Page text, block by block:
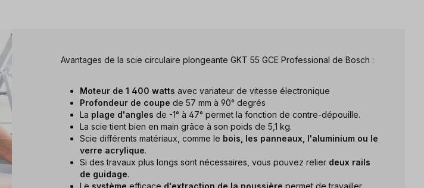
Avantages de la scie circulaire plongeante GKT 55 GCE Professional de Bosch :
Moteur de 1 400 watts avec variateur de vitesse électronique
Profondeur de coupe de 57 mm à 90° degrés
La plage d'angles de -1° à 47° permet la fonction de contre-dépouille.
La scie tient bien en main grâce à son poids de 5,1 kg.
Scie différents matériaux, comme le bois, les panneaux, l'aluminium ou le
verre acrylique.
Si des travaux plus longs sont nécessaires, vous pouvez relier deux rails
de guidage.
Le système efficace d'extraction de la poussière permet de travailler